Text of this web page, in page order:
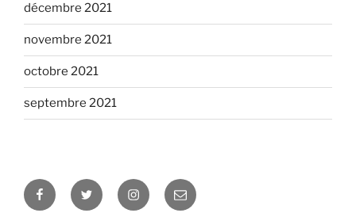
décembre 2021
novembre 2021
octobre 2021
septembre 2021
FacebookTwitter InstagramEmail